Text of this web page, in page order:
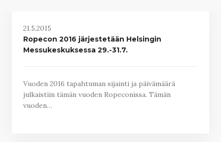
21.5.2015
Ropecon 2016 järjestetään Helsingin
Messukeskuksessa 29.-31.7.
Vuoden 2016 tapahtuman sijainti ja päivämäärä
julkaistiin tämän vuoden Ropeconissa. Tämän
vuoden…